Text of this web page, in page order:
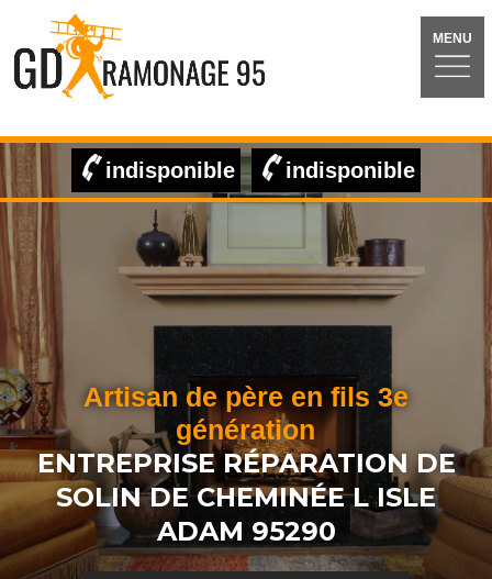
MENU
indisponible indisponible
Artisan de père en fils 3e
génération
ENTREPRISE RÉPARATION DE
SOLIN DE CHEMINÉE L ISLE
ADAM 95290